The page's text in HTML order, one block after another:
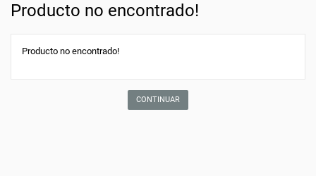
Producto no encontrado!
Producto no encontrado!
CONTINUAR